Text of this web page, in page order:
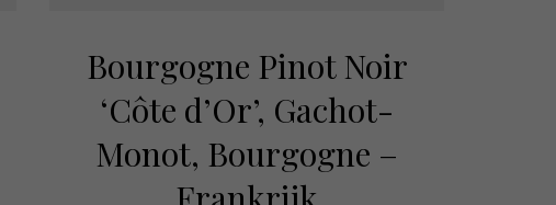
Bourgogne Pinot Noir
‘Côte d’Or’, Gachot-
Monot, Bourgogne –